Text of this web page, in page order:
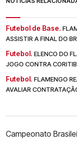
Futebol de Base.
ASSISTIR A FINAL DO
Futebol. ELENCO DO
JOGO CONTRA
Futebol. FLAMENGO
AVALIAR
Campeonato